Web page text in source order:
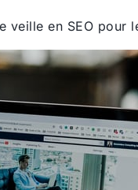
veille en SEO